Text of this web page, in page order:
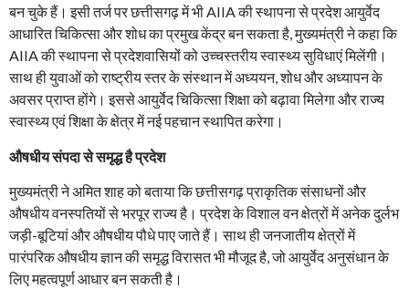
बन चुके हैं। इसी तर्ज पर छत्तीसगढ़ में भी AIIA की स्थापना से प्रदेश आयुर्वेद
आधारित चिकित्सा और शोध का प्रमुख केंद्र बन सकता है, मुख्यमंत्री ने कहा कि
AIIA की स्थापना से प्रदेशवासियों को उच्चस्तरीय स्वास्थ्य सुविधाएं मिलेंगी।
साथ ही युवाओं को राष्ट्रीय स्तर के संस्थान में अध्ययन, शोध और अध्यापन के
अवसर प्राप्त होंगे। इससे आयुर्वेद चिकित्सा शिक्षा को बढ़ावा मिलेगा और राज्य
स्वास्थ्य एवं शिक्षा के क्षेत्र में नई पहचान स्थापित करेगा।
औषधीय संपदा से समृद्ध है प्रदेश
मुख्यमंत्री ने अमित शाह को बताया कि छत्तीसगढ़ प्राकृतिक संसाधनों और
औषधीय वनस्पतियों से भरपूर राज्य है। प्रदेश के विशाल वन क्षेत्रों में अनेक दुर्लभ
जड़ी-बूटियां और औषधीय पौधे पाए जाते हैं। साथ ही जनजातीय क्षेत्रों में
पारंपरिक औषधीय ज्ञान की समृद्ध विरासत भी मौजूद है, जो आयुर्वेद अनुसंधान के
लिए महत्वपूर्ण आधार बन सकती है।